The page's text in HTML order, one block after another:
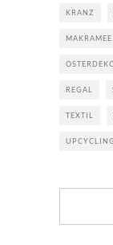
KRANZ
MAKRAMEE
REGAL
TEXTIL
UPCYCLING